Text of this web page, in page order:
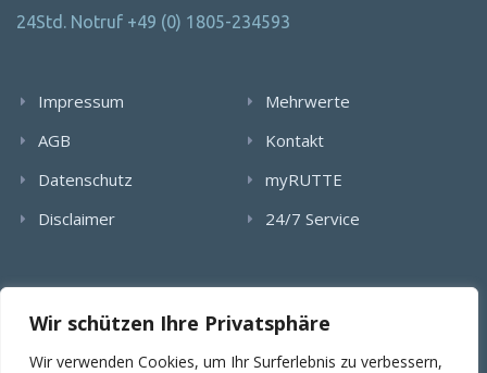
Wir schützen Ihre Privatsphäre
Wir verwenden Cookies, um Ihr Surferlebnis zu verbessern,
24Std. Notruf +49 (0) 1805-234593
Impressum
AGB
Datenschutz
Disclaimer
Mehrwerte
Kontakt
myRUTTE
24/7 Service
Verlinkung von Bildern, textlichen Inhalten und Videos bedarf
der schriftlichen Genehmigung der RUTTE Sicherungstechnik